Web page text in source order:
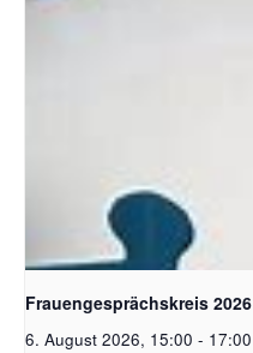
Bildquelle Pixabay
Frauengesprächskreis 2026
6. August 2026, 15:00 - 17:00